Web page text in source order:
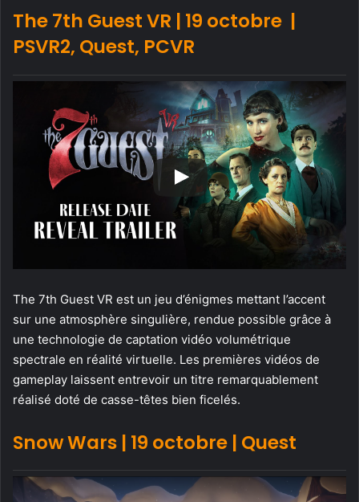
The 7th Guest VR | 19 octobre |
PSVR2, Quest, PCVR
The 7th Guest VR est un jeu d’énigmes mettant l’accent
sur une atmosphère singulière, rendue possible grâce à
une technologie de captation vidéo volumétrique
spectrale en réalité virtuelle. Les premières vidéos de
gameplay laissent entrevoir un titre remarquablement
réalisé doté de casse-têtes bien ficelés.
Snow Wars | 19 octobre | Quest